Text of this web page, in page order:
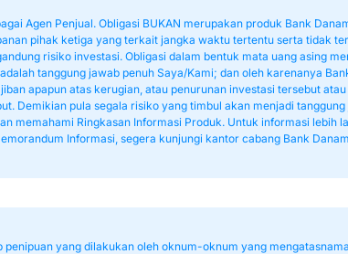
Agen Penjual. Obligasi BUKAN merupakan produk Bank
pihak ketiga yang terkait jangka waktu tertentu serta tidak
risiko investasi. Obligasi dalam bentuk mata uang asing
tanggung jawab penuh Saya/Kami; dan oleh karenanya
apapun atas kerugian, atau penurunan investasi tersebut
Demikian pula segala risiko yang timbul akan menjadi
memahami Ringkasan Informasi Produk. Untuk informasi lebih
Informasi, segera kunjungi kantor cabang Bank
yang dilakukan oleh oknum-oknum yang